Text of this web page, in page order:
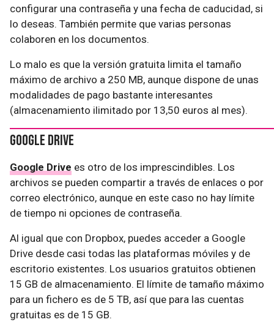
configurar una contraseña y una fecha de caducidad, si
lo deseas. También permite que varias personas
colaboren en los documentos.
Lo malo es que la versión gratuita limita el tamaño
máximo de archivo a 250 MB, aunque dispone de unas
modalidades de pago bastante interesantes
(almacenamiento ilimitado por 13,50 euros al mes).
Google Drive
Google Drive es otro de los imprescindibles. Los
archivos se pueden compartir a través de enlaces o por
correo electrónico, aunque en este caso no hay límite
de tiempo ni opciones de contraseña.
Al igual que con Dropbox, puedes acceder a Google
Drive desde casi todas las plataformas móviles y de
escritorio existentes. Los usuarios gratuitos obtienen
15 GB de almacenamiento. El límite de tamaño máximo
para un fichero es de 5 TB, así que para las cuentas
gratuitas es de 15 GB.